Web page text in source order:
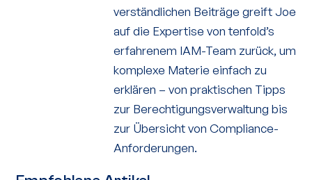
verständlichen Beiträge greift Joe
auf die Expertise von tenfold’s
erfahrenem IAM-Team zurück, um
komplexe Materie einfach zu
erklären – von praktischen Tipps
zur Berechtigungsverwaltung bis
zur Übersicht von Compliance-
Anforderungen.